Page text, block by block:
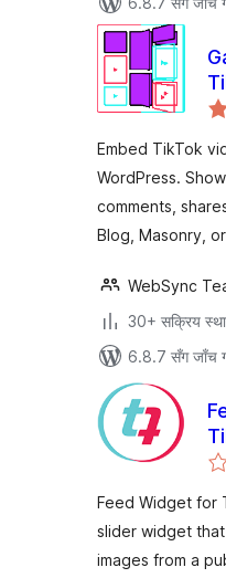
Embed TikTok
WordPress.
comments,
Blog, Masonry,
WebSync
30+ सक्रिय
6.8.7 सँग जाँच
Feed Widget for
slider widget
images from a